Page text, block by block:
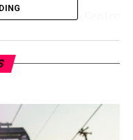
auditorio del Centro
de los gobiernos
para fomentar el